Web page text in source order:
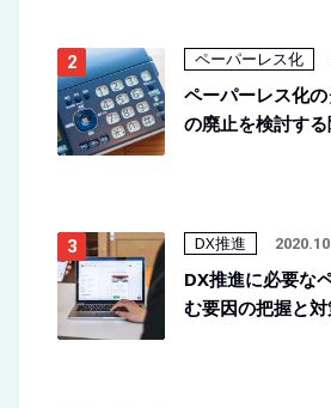
ペーパーレス化
ペーパーレス化
の廃止を検討す
DX推進
DX推進に必要な
む要因の把握と